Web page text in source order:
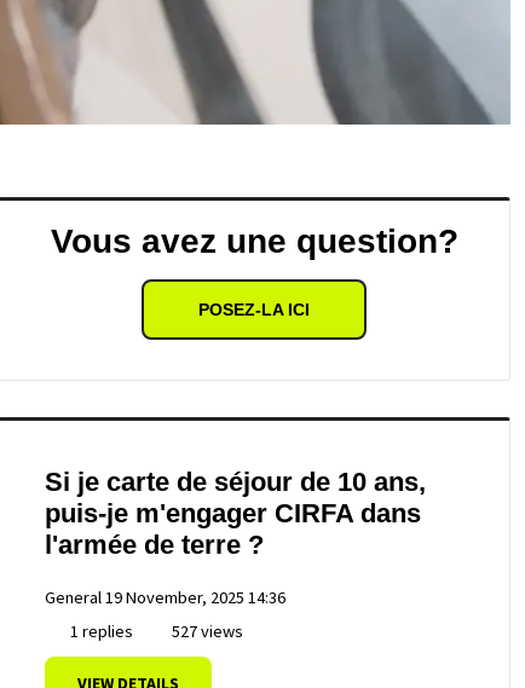
Vous avez une question?
POSEZ-LA ICI
Si je carte de séjour de 10 ans,
puis-je m'engager CIRFA dans
l'armée de terre ?
General19 November, 2025 14:36
1 replies
527 views
VIEW DETAILS